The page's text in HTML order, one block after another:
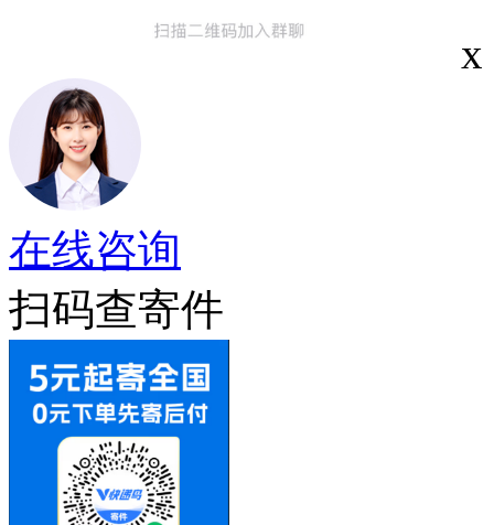
x
在线咨询
扫码查寄件